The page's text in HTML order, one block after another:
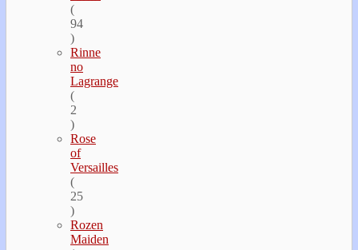
(
94
)
Rinne
no
Lagrange
(
2
)
Rose
of
Versailles
(
25
)
Rozen
Maiden